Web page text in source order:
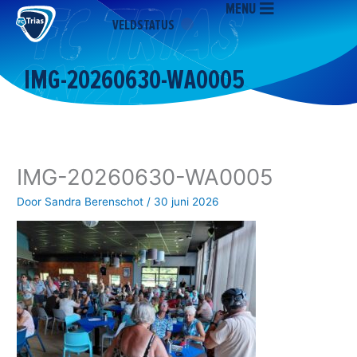
naar
inhoud
VELDSTATUS
MENU
IMG-20260630-WA0005
IMG-20260630-WA0005
Door Sandra Berenschot / 30 juni 2026